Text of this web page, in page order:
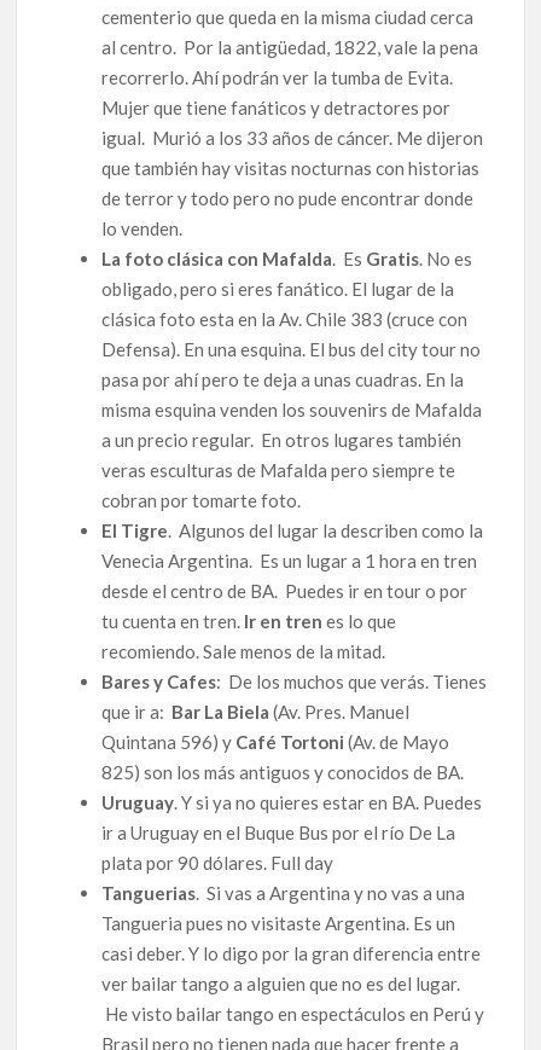
cementerio que queda en la misma ciudad cerca
al centro. Por la antigüedad, 1822, vale la pena
recorrerlo. Ahí podrán ver la tumba de Evita.
Mujer que tiene fanáticos y detractores por
igual. Murió a los 33 años de cáncer. Me dijeron
que también hay visitas nocturnas con historias
de terror y todo pero no pude encontrar donde
lo venden.
La foto clásica con Mafalda. Es Gratis. No es
obligado, pero si eres fanático. El lugar de la
clásica foto esta en la Av. Chile 383 (cruce con
Defensa). En una esquina. El bus del city tour no
pasa por ahí pero te deja a unas cuadras. En la
misma esquina venden los souvenirs de Mafalda
a un precio regular. En otros lugares también
veras esculturas de Mafalda pero siempre te
cobran por tomarte foto.
El Tigre. Algunos del lugar la describen como la
Venecia Argentina. Es un lugar a 1 hora en tren
desde el centro de BA. Puedes ir en tour o por
tu cuenta en tren. Ir en tren es lo que
recomiendo. Sale menos de la mitad.
Bares y Cafes: De los muchos que verás. Tienes
que ir a: Bar La Biela (Av. Pres. Manuel
Quintana 596) y Café Tortoni (Av. de Mayo
825) son los más antiguos y conocidos de BA.
Uruguay. Y si ya no quieres estar en BA. Puedes
ir a Uruguay en el Buque Bus por el río De La
plata por 90 dólares. Full day
Tanguerias. Si vas a Argentina y no vas a una
Tangueria pues no visitaste Argentina. Es un
casi deber. Y lo digo por la gran diferencia entre
ver bailar tango a alguien que no es del lugar.
He visto bailar tango en espectáculos en Perú y
Brasil pero no tienen nada que hacer frente a